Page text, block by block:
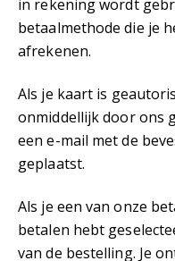
in rekening wordt
betaalmethode die je
afrekenen.
Als je kaart is
onmiddellijk door ons
een e-mail met de
geplaatst.
Als je een van onze
betalen hebt
van de bestelling. Je